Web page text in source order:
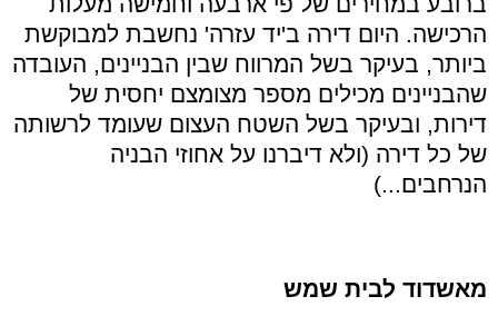
הרכישה. היום דירה ב'יד עזרה' נחשבת למבוקשת
ביותר, בעיקר בשל המרווח שבין הבניינים, העובדה
שהבניינים מכילים מספר מצומצם יחסית של
דירות, ובעיקר בשל השטח העצום שעומד לרשותה
של כל דירה (ולא דיברנו על אחוזי הבניה
הנרחבים...)
מאשדוד לבית שמש